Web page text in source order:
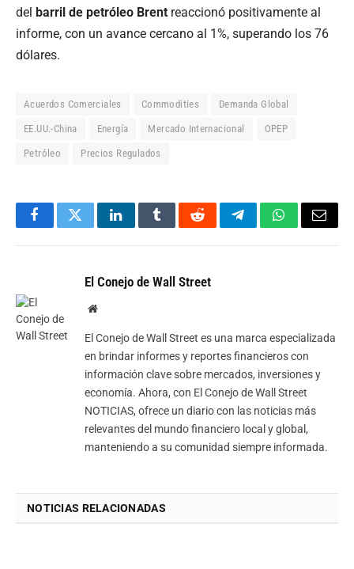
del barril de petróleo Brent reaccionó positivamente al
informe, con un avance cercano al 1%, superando los 76
dólares.
Acuerdos Comerciales Commodities Demanda Global
EE.UU.-China Energía Mercado Internacional OPEP
Petróleo Precios Regulados
FacebookTwitterLinkedInTumblrRedditTelegramWhatsApp
Email
El Conejo de Wall Street
Website
El Conejo de Wall Street es una marca especializada
en brindar informes y reportes financieros con
información clave sobre mercados, inversiones y
economía. Ahora, con El Conejo de Wall Street
NOTICIAS, ofrece un diario con las noticias más
relevantes del mundo financiero local y global,
manteniendo a su comunidad siempre informada.
NOTICIAS RELACIONADAS